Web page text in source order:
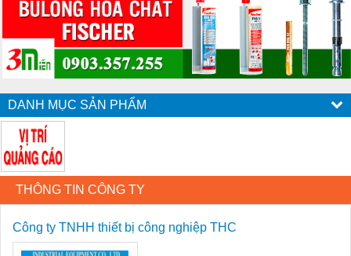
DANH MỤC SẢN PHẨM
THÔNG TIN CÔNG TY
Công ty TNHH thiết bị công nghiệp THC